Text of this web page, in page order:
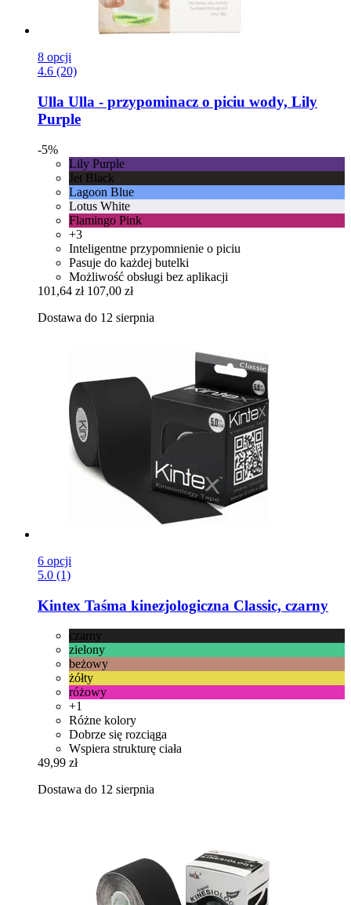
8 opcji
4.6 (20)
Ulla Ulla -​ przypominacz o piciu wody, Lily
Purple
-5%
Lily Purple
Jet Black
Lagoon Blue
Lotus White
Flamingo Pink
+3
Inteligentne przypomnienie o piciu
Pasuje do każdej butelki
Możliwość obsługi bez aplikacji
101,64 zł 107,00 zł
Dostawa do 12 sierpnia
6 opcji
5.0 (1)
Kintex Taśma kinezjologiczna Classic, czarny
czarny
zielony
beżowy
żółty
różowy
+1
Różne kolory
Dobrze się rozciąga
Wspiera strukturę ciała
49,99 zł
Dostawa do 12 sierpnia